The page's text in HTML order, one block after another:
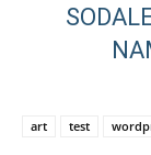
art test